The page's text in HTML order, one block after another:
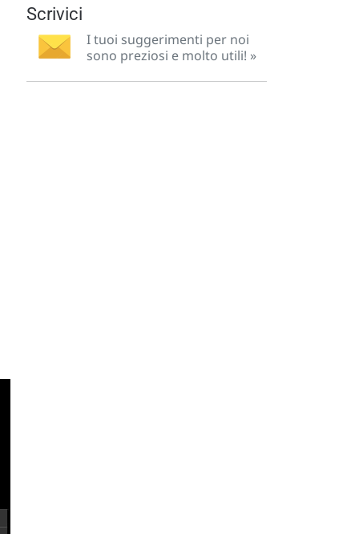
Scrivici
I tuoi suggerimenti per noi
sono preziosi e molto utili! »